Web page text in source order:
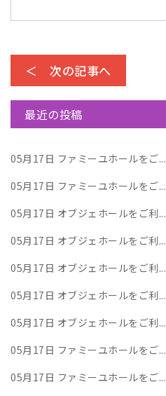
＜ 次の記事へ
最近の投稿
05月17日 ファミーユホールをご...
05月17日 ファミーユホールをご...
05月17日 オブジェホールをご利...
05月17日 オブジェホールをご利...
05月17日 オブジェホールをご利...
05月17日 オブジェホールをご利...
05月17日 オブジェホールをご利...
05月17日 ファミーユホールをご...
05月17日 ファミーユホールをご...